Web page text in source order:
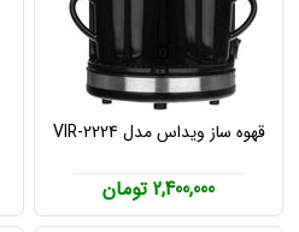
قهوه ساز ویداس مدل VIR-2224
2,400,000 تومان